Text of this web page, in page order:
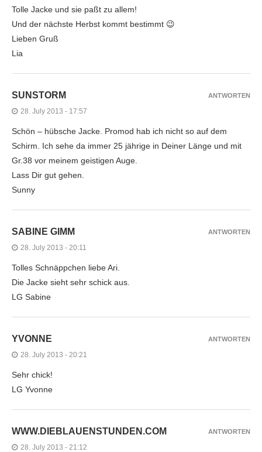
Tolle Jacke und sie paßt zu allem!
Und der nächste Herbst kommt bestimmt 😉
Lieben Gruß
Lia
SUNSTORM
28. July 2013 - 17:57
Schön – hübsche Jacke. Promod hab ich nicht so auf dem
Schirm. Ich sehe da immer 25 jährige in Deiner Länge und mit
Gr.38 vor meinem geistigen Auge.
Lass Dir gut gehen.
Sunny
ANTWORTEN
SABINE GIMM
28. July 2013 - 20:11
Tolles Schnäppchen liebe Ari.
Die Jacke sieht sehr schick aus.
LG Sabine
ANTWORTEN
YVONNE
28. July 2013 - 20:21
Sehr chick!
LG Yvonne
ANTWORTEN
WWW.DIEBLAUENSTUNDEN.COM
28. July 2013 - 21:12
ANTWORTEN